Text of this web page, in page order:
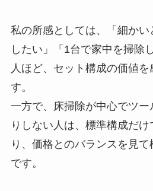
私の所感としては、「細かい
したい」「1台で家中を掃除
人ほど、セット構成の価値
す。
一方で、床掃除が中心でツー
りしない人は、標準構成だ
り、価格とのバランスを見
です。